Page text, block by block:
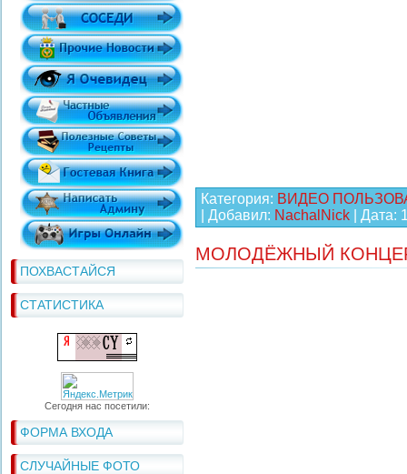
ПОХВАСТАЙСЯ
СТАТИСТИКА
Сегодня нас посетили:
ФОРМА ВХОДА
СЛУЧАЙНЫЕ ФОТО
Категория: ВИДЕО
| Добавил: NachalNick | Дата:
МОЛОДЁЖНЫЙ